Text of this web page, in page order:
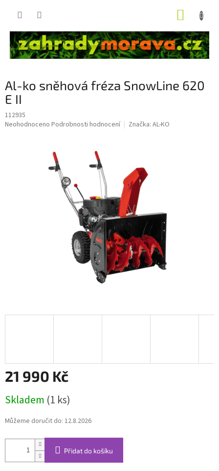
Al-ko sněhová fréza SnowLine 620
E II
112935
Průměrné
Neohodnoceno Podrobnosti hodnocení Značka: AL-KO
21 990 Kč
cena:
Skladem (1 ks)
Můžeme doručit do: 12.8.2026
Přidat do košíku